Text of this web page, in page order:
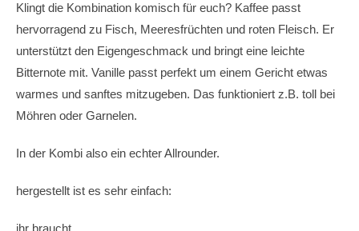
Klingt die Kombination komisch für euch? Kaffee passt
hervorragend zu Fisch, Meeresfrüchten und roten Fleisch. Er
unterstützt den Eigengeschmack und bringt eine leichte
Bitternote mit. Vanille passt perfekt um einem Gericht etwas
warmes und sanftes mitzugeben. Das funktioniert z.B. toll bei
Möhren oder Garnelen.
In der Kombi also ein echter Allrounder.
hergestellt ist es sehr einfach:
ihr braucht